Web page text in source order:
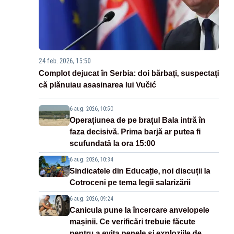
24 feb. 2026, 15:50
Complot dejucat în Serbia: doi bărbați, suspectați
că plănuiau asasinarea lui Vučić
6 aug. 2026, 10:50
Operațiunea de pe brațul Bala intră în
faza decisivă. Prima barjă ar putea fi
scufundată la ora 15:00
6 aug. 2026, 10:34
Sindicatele din Educație, noi discuții la
Cotroceni pe tema legii salarizării
6 aug. 2026, 09:24
Canicula pune la încercare anvelopele
mașinii. Ce verificări trebuie făcute